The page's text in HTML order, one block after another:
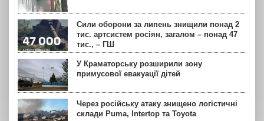
Сили оборони за липень знищили понад 2
тис. артсистем росіян, загалом – понад 47
тис., – ГШ
У Краматорську розширили зону
примусової евакуації дітей
Через російську атаку знищено логістичні
склади Puma, Intertop та Toyota